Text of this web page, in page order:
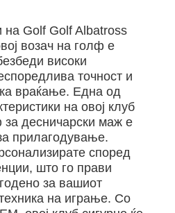
на Golf Golf Albatross
возач на голф е
високи
точност и
враќање. Една од
на овој клуб
за десничарски маж е
прилагодување.
според
што го прави
за вашиот
на играње. Со